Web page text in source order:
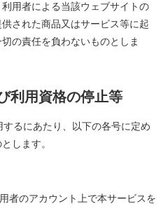
用者による当該ウェブサイトの
された商品又はサービス等に起
の責任を負わないものとしま
利用資格の停止等
るにあたり、以下の各号に定め
します。
者のアカウント上で本サービスを